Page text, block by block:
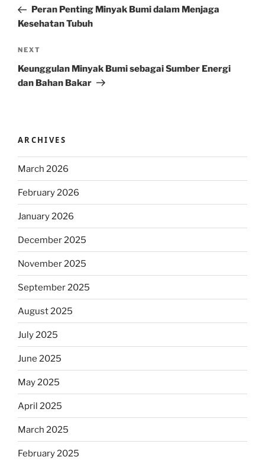
PostPeran Penting Minyak Bumi dalam Menjaga
Kesehatan Tubuh
Next
Post
NEXT
Keunggulan Minyak Bumi sebagai Sumber Energi
dan Bahan Bakar
ARCHIVES
March 2026
February 2026
January 2026
December 2025
November 2025
September 2025
August 2025
July 2025
June 2025
May 2025
April 2025
March 2025
February 2025